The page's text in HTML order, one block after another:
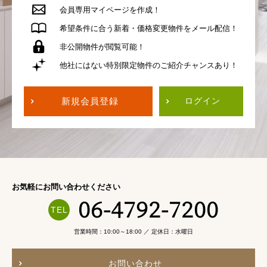
会員専用マイページを作成！
希望条件に合う 新着・価格変更物件を メール配信！
非公開物件が閲覧可能！
他社にはない特別限定物件のご紹介チャンスあり！
新規会員登録 ログイン
お気軽にお問い合わせください
06-4792-7200
営業時間：10:00～18:00 ／ 定休日：水曜日
お問い合わせ